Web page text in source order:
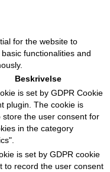
for the website to
functionalities and
Beskrivelse
is set by GDPR Cookie
plugin. The cookie is
store the user consent for
in the category
is set by GDPR cookie
to record the user consent